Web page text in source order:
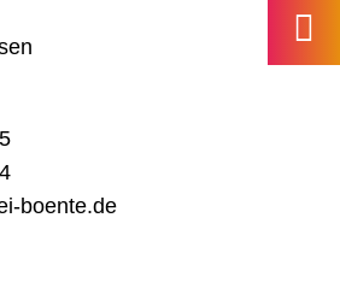
boente.de